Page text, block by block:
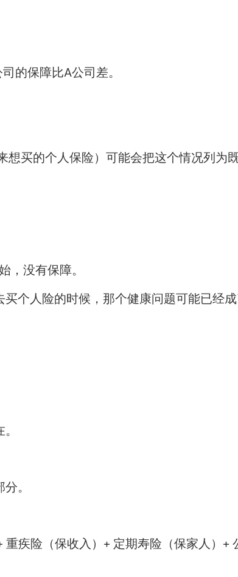
的保障比A公司差。
买的个人保险）可能会把这个情况列为既
没有保障。
个人险的时候，那个健康问题可能已经成
。
疾险（保收入）+ 定期寿险（保家人）+